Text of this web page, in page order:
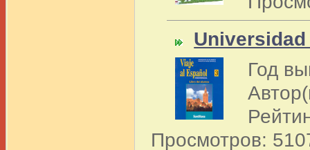
Год
Просмотров: